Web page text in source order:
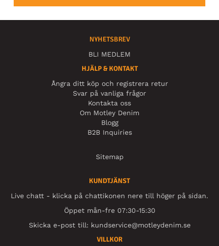
NYHETSBREV
BLI MEDLEM
HJÄLP & KONTAKT
Ångra ditt köp och registrera retur
Svar på vanliga frågor
Kontakta oss
Om Motley Denim
Blogg
B2B Inquiries
Sitemap
KUNDTJÄNST
Live chatt - klicka på chattikonen nere till höger på sidan.
Öppet mån-fre 07:30-15:30
Skicka e-post till: kundservice@motleydenim.se
VILLKOR